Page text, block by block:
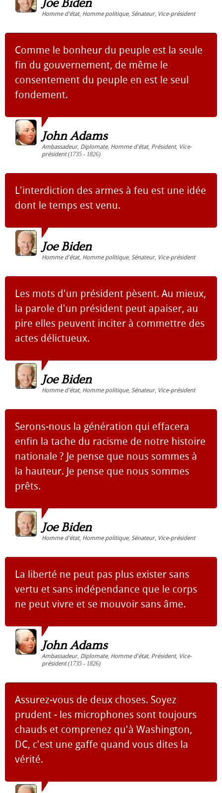
Joe Biden
Homme d'état, Homme politique, Sénateur, Vice-président
Comme le bonheur du peuple est la seule
fin du gouvernement, de même le
consentement du peuple en est le seul
fondement.
John Adams
Ambassadeur, Diplomate, Homme d'état, Président, Vice-
président(1735 - 1826)
L'interdiction des armes à feu est une idée
dont le temps est venu.
Joe Biden
Homme d'état, Homme politique, Sénateur, Vice-président
Les mots d'un président pèsent. Au mieux,
la parole d'un président peut apaiser, au
pire elles peuvent inciter à commettre des
actes délictueux.
Joe Biden
Homme d'état, Homme politique, Sénateur, Vice-président
Serons-nous la génération qui effacera
enfin la tache du racisme de notre histoire
nationale ? Je pense que nous sommes à
la hauteur. Je pense que nous sommes
prêts.
Joe Biden
Homme d'état, Homme politique, Sénateur, Vice-président
La liberté ne peut pas plus exister sans
vertu et sans indépendance que le corps
ne peut vivre et se mouvoir sans âme.
John Adams
Ambassadeur, Diplomate, Homme d'état, Président, Vice-
président(1735 - 1826)
Assurez-vous de deux choses. Soyez
prudent - les microphones sont toujours
chauds et comprenez qu'à Washington,
DC, c'est une gaffe quand vous dites la
vérité.